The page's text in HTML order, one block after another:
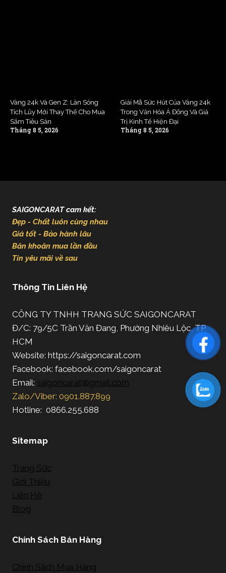
Vàng 24k Và Gen Z: Làn Sóng
Tích Lũy Mới Thay Thế Cho Mua
Sắm Tiêu Sản
Tháng 8 5, 2026
Giải Mã Sức Hút Của Vàng 24k
Trong Văn Hóa Á Đông Và Giá
Trị Kinh Tế Hiện Đại
Tháng 8 5, 2026
SAIGONCARAT cam kết:
Đẹp - Chất luôn cùng nhau
Giá tốt - Bảo hành lâu
Băn khoăn mua lần đầu
Tin yêu mãi về sau
Thông Tin Liên Hệ
CÔNG TY TNHH TRANG SỨC SAIGONCARAT
Đ/C: 79/5C Trần Văn Đang, Phường Nhiêu Lộc, TP.
HCM
Website: https://saigoncarat.com
Facebook: facebook.com/saigoncarat
Email: saigoncarat@gmail.com
Zalo/Viber: 0901.887.899
Hotline: 0866.255.688
Sitemap
Trang Sức
Giới Thiệu
Liên Hệ
Blog
Chính Sách Bán Hàng
Chính Sách Mua Hàng